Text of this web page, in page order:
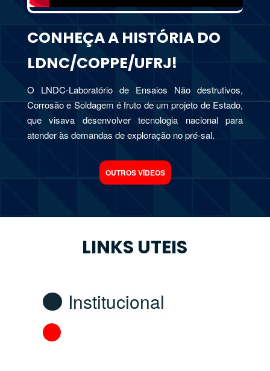
CONHEÇA A HISTÓRIA DO
LDNC/COPPE/UFRJ!
O LNDC-Laboratório de Ensaios Não destrutivos,
Corrosão e Soldagem é fruto de um projeto de Estado,
que visava desenvolver tecnologia nacional para
atender às demandas de exploração no pré-sal.
OUTROS VÍDEOS
LINKS UTEIS
Institucional
Fomento